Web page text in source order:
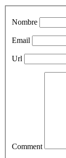
Nombre
Email
Url
Comment